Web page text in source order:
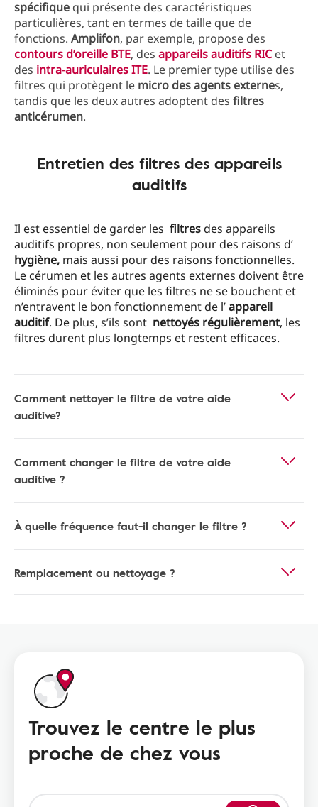
spécifique qui présente des caractéristiques
particulières, tant en termes de taille que de
fonctions. Amplifon, par exemple, propose des
contours d’oreille BTE, des appareils auditifs RICet
des intra-auriculaires ITE. Le premier type utilise des
filtres qui protègent le micro des agents externes,
tandis que les deux autres adoptent des filtres
anticérumen.
Entretien des filtres des appareils
auditifs
Il est essentiel de garder les filtresdes appareils
auditifs propres, non seulement pour des raisons d’
hygiène, mais aussi pour des raisons fonctionnelles.
Le cérumen et les autres agents externes doivent être
éliminés pour éviter que les filtres ne se bouchent et
n’entravent le bon fonctionnement de l’appareil
auditif. De plus, s’ils sont nettoyés régulièrement, les
filtres durent plus longtemps et restent efficaces.
Comment nettoyer le filtre de votre aide
auditive?
Comment changer le filtre de votre aide
auditive ?
À quelle fréquence faut-il changer le filtre ?
Remplacement ou nettoyage ?
Trouvez le centre le plus
proche de chez vous